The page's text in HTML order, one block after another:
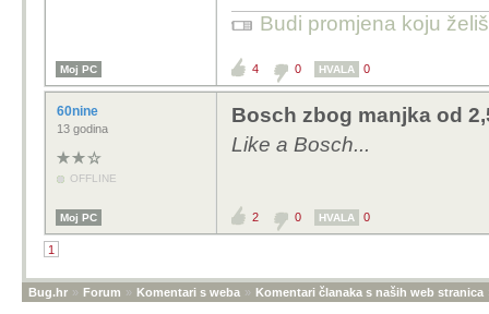
Budi promjena koju
Moj PC 4 0 HVALA 0
60nine
13 godina
OFFLINE
Bosch zbog manjka od
Like a Bosch...
Moj PC 2 0 HVALA 0
1
Bug.hr » Forum » Komentari s weba » Komentari članaka s naših web stranica